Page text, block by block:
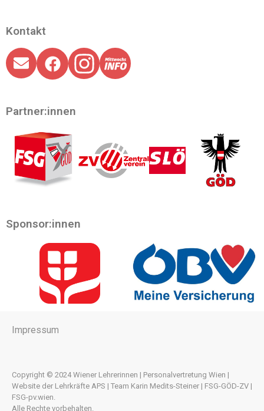
Sponsor:innen
Partner:innen
Kontakt
Copyright © 2024 Wiener Lehrerinnen | Personalvertretung Wien |
Website der Lehrkräfte APS | Team Karin Medits-Steiner | FSG-GÖD-ZV |
FSG-pv.wien.
Alle Rechte vorbehalten.
Impressum